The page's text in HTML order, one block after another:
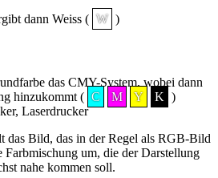
dann Weiss ( W )
das CMY-System, wobei dann
hinzukommt ( C M Y K )
Laserdrucker
das Bild, das in der Regel als RGB-Bild
um, die der Darstellung
nahe kommen soll.